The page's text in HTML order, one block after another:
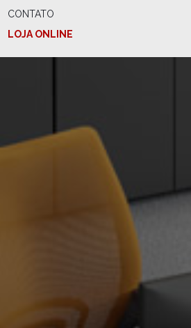
CONTATO
LOJA ONLINE